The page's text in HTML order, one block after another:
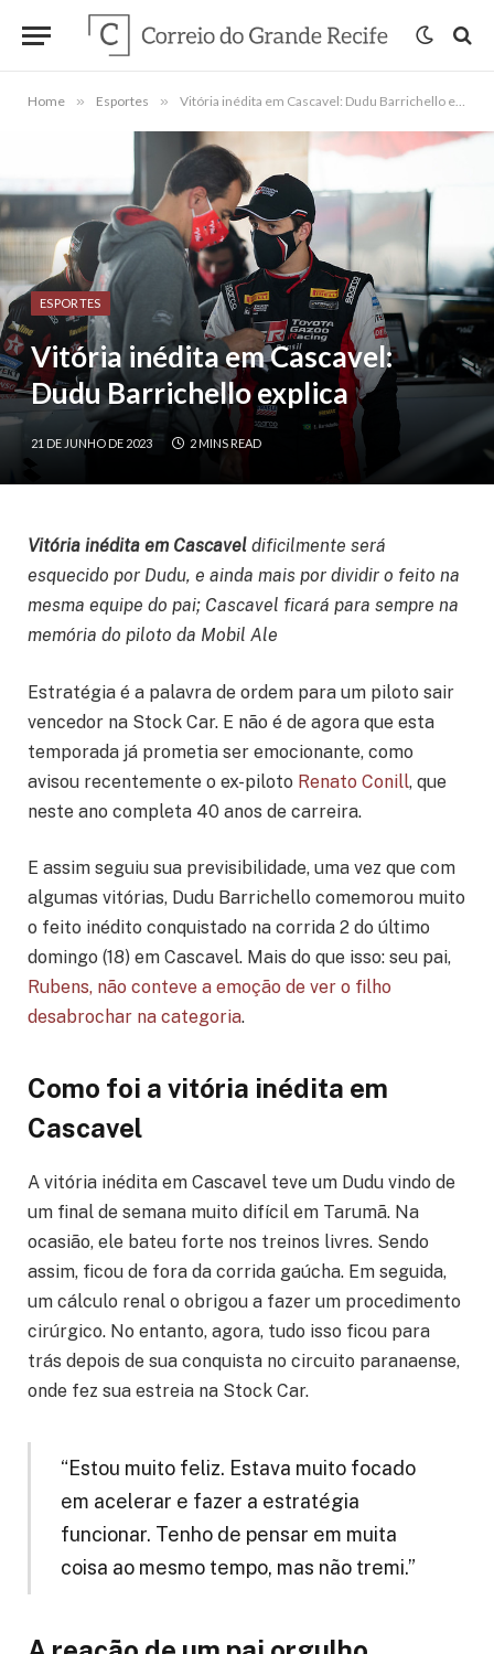
Home » Esportes » Vitória inédita em Cascavel: Dudu Barrichello explica
ESPORTES
Vitória inédita em Cascavel:
Dudu Barrichello explica
21 DE JUNHO DE 2023 2 MINS READ
Vitória inédita em Cascavel dificilmente será
esquecido por Dudu, e ainda mais por dividir o feito na
mesma equipe do pai; Cascavel ficará para sempre na
memória do piloto da Mobil Ale
Estratégia é a palavra de ordem para um piloto sair
vencedor na Stock Car. E não é de agora que esta
temporada já prometia ser emocionante, como
avisou recentemente o ex-piloto Renato Conill, que
neste ano completa 40 anos de carreira.
E assim seguiu sua previsibilidade, uma vez que com
algumas vitórias, Dudu Barrichello comemorou muito
o feito inédito conquistado na corrida 2 do último
domingo (18) em Cascavel. Mais do que isso: seu pai,
Rubens, não conteve a emoção de ver o filho
desabrochar na categoria.
Como foi a vitória inédita em
Cascavel
A vitória inédita em Cascavel teve um Dudu vindo de
um final de semana muito difícil em Tarumã. Na
ocasião, ele bateu forte nos treinos livres. Sendo
assim, ficou de fora da corrida gaúcha. Em seguida,
um cálculo renal o obrigou a fazer um procedimento
cirúrgico. No entanto, agora, tudo isso ficou para
trás depois de sua conquista no circuito paranaense,
onde fez sua estreia na Stock Car.
“Estou muito feliz. Estava muito focado
em acelerar e fazer a estratégia
funcionar. Tenho de pensar em muita
coisa ao mesmo tempo, mas não tremi.”